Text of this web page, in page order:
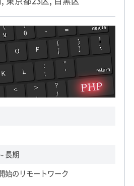
長期
始のリモートワーク